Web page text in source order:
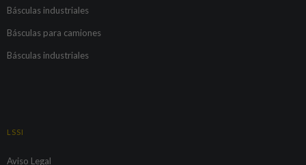
Básculas industriales
Básculas para camiones
Básculas industriales
LSSI
Aviso Legal